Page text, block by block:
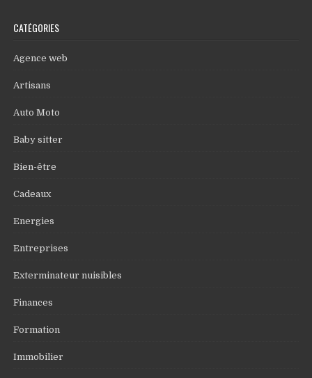
CATÉGORIES
Agence web
Artisans
Auto Moto
Baby sitter
Bien-être
Cadeaux
Energies
Entreprises
Exterminateur nuisibles
Finances
Formation
Immobilier